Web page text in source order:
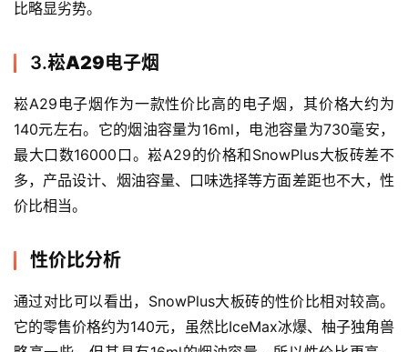
一
次
性
电
子
烟
子
评
测
比略显劣势。
3.崧A29电子烟
崧A29电子烟作为一款性价比高的电子烟，其价格大约为
140元左右。它的烟油容量为16ml，电池容量为730毫安，
最大口数16000口。崧A29的价格和SnowPlus大板砖差不
多，产品设计、烟油容量、口味选择等方面差距也不大，性
价比相当。
性价比分析
通过对比可以看出，SnowPlus大板砖的性价比相对较高。
它的零售价格约为140元，虽然比IceMax冰爆、柚子独角兽